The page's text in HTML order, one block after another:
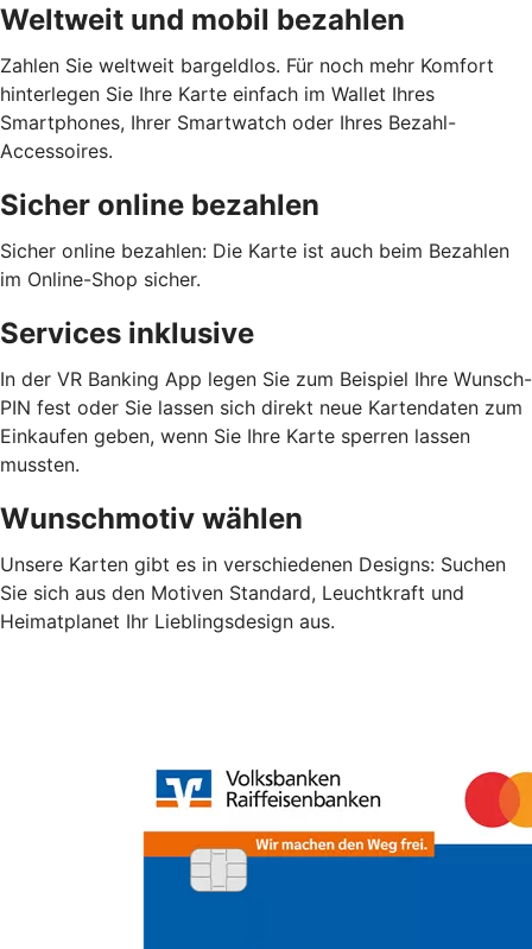
Weltweit und mobil bezahlen
Zahlen Sie weltweit bargeldlos. Für noch mehr Komfort
hinterlegen Sie Ihre Karte einfach im Wallet Ihres
Smartphones, Ihrer Smartwatch oder Ihres Bezahl-
Accessoires.
Sicher online bezahlen
Sicher online bezahlen: Die Karte ist auch beim Bezahlen
im Online-Shop sicher.
Services inklusive
In der VR Banking App legen Sie zum Beispiel Ihre Wunsch-
PIN fest oder Sie lassen sich direkt neue Kartendaten zum
Einkaufen geben, wenn Sie Ihre Karte sperren lassen
mussten.
Wunschmotiv wählen
Unsere Karten gibt es in verschiedenen Designs: Suchen
Sie sich aus den Motiven Standard, Leuchtkraft und
Heimatplanet Ihr Lieblingsdesign aus.